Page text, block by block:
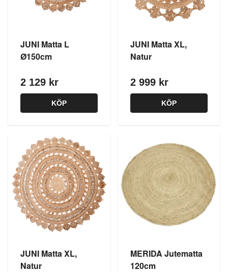
JUNI Matta L
Ø150cm
2 129 kr
KÖP
JUNI Matta XL,
Natur
2 999 kr
KÖP
JUNI Matta XL,
Natur
MERIDA Jutematta
120cm